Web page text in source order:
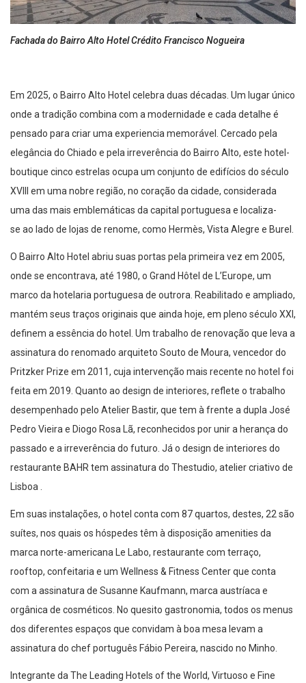
Fachada do Bairro Alto Hotel Crédito Francisco Nogueira
Em 2025, o Bairro Alto Hotel celebra duas décadas. Um lugar único
onde a tradição combina com a modernidade e cada detalhe é
pensado para criar uma experiencia memorável. Cercado pela
elegância do Chiado e pela irreverência do Bairro Alto, este hotel-
boutique cinco estrelas ocupa um conjunto de edifícios do século
XVIII em uma nobre região, no coração da cidade, considerada
uma das mais emblemáticas da capital portuguesa e localiza-
se ao lado de lojas de renome, como Hermès, Vista Alegre e Burel.
O Bairro Alto Hotel abriu suas portas pela primeira vez em 2005,
onde se encontrava, até 1980, o Grand Hôtel de L’Europe, um
marco da hotelaria portuguesa de outrora. Reabilitado e ampliado,
mantém seus traços originais que ainda hoje, em pleno século XXI,
definem a essência do hotel. Um trabalho de renovação que leva a
assinatura do renomado arquiteto Souto de Moura, vencedor do
Pritzker Prize em 2011, cuja intervenção mais recente no hotel foi
feita em 2019. Quanto ao design de interiores, reflete o trabalho
desempenhado pelo Atelier Bastir, que tem à frente a dupla José
Pedro Vieira e Diogo Rosa Lã, reconhecidos por unir a herança do
passado e a irreverência do futuro. Já o design de interiores do
restaurante BAHR tem assinatura do Thestudio, atelier criativo de
Lisboa .
Em suas instalações, o hotel conta com 87 quartos, destes, 22 são
suítes, nos quais os hóspedes têm à disposição amenities da
marca norte-americana Le Labo, restaurante com terraço,
rooftop, confeitaria e um Wellness & Fitness Center que conta
com a assinatura de Susanne Kaufmann, marca austríaca e
orgânica de cosméticos. No quesito gastronomia, todos os menus
dos diferentes espaços que convidam à boa mesa levam a
assinatura do chef português Fábio Pereira, nascido no Minho.
Integrante da The Leading Hotels of the World, Virtuoso e Fine